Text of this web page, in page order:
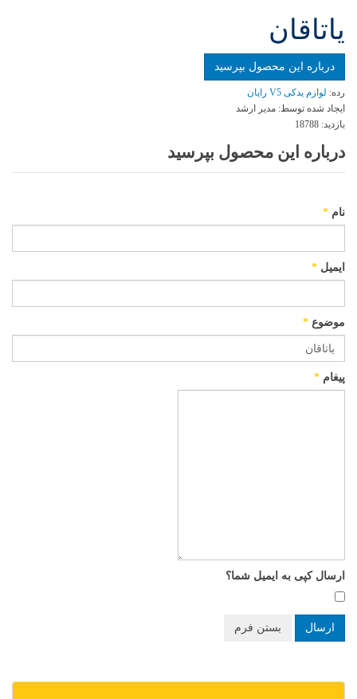
یاتاقان
درباره این محصول بپرسید
رده: لوازم یدکی V5 رایان
ایجاد شده توسط: مدیر ارشد
بازدید: 18788
درباره این محصول بپرسید
نام *
ایمیل *
موضوع *
پیغام *
ارسال کپی به ایمیل شما؟
ارسال بستن فرم